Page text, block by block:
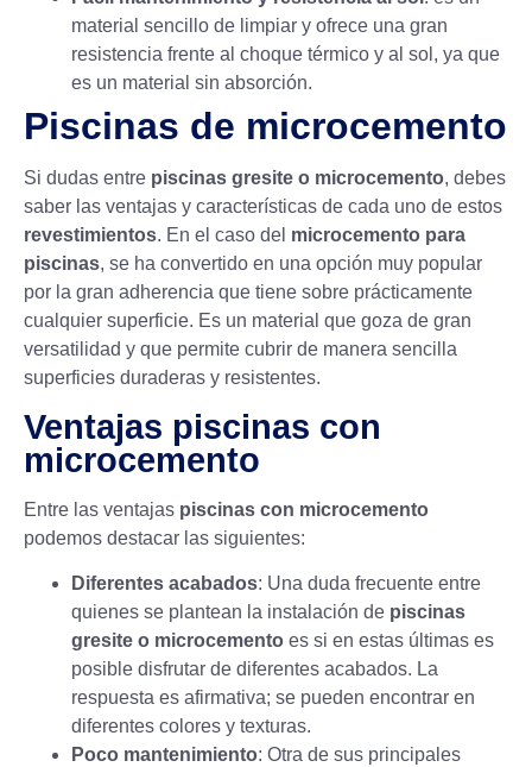
material sencillo de limpiar y ofrece una gran
resistencia frente al choque térmico y al sol, ya que
es un material sin absorción.
Piscinas de microcemento
Si dudas entre piscinas gresite o microcemento, debes
saber las ventajas y características de cada uno de estos
revestimientos. En el caso del microcemento para
piscinas, se ha convertido en una opción muy popular
por la gran adherencia que tiene sobre prácticamente
cualquier superficie. Es un material que goza de gran
versatilidad y que permite cubrir de manera sencilla
superficies duraderas y resistentes.
Ventajas piscinas con
microcemento
Entre las ventajas piscinas con microcemento
podemos destacar las siguientes:
Diferentes acabados: Una duda frecuente entre
quienes se plantean la instalación de piscinas
gresite o microcemento es si en estas últimas es
posible disfrutar de diferentes acabados. La
respuesta es afirmativa; se pueden encontrar en
diferentes colores y texturas.
Poco mantenimiento: Otra de sus principales